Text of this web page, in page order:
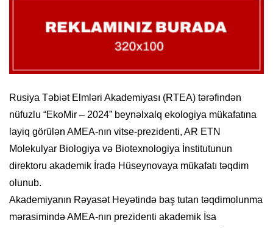
Rusiya Təbiət Elmləri Akademiyası (RTEA) tərəfindən
nüfuzlu “EkoMir – 2024” beynəlxalq ekologiya mükafatına
layiq görülən AMEA-nın vitse-prezidenti, AR ETN
Molekulyar Biologiya və Biotexnologiya İnstitutunun
direktoru akademik İradə Hüseynovaya mükafatı təqdim
olunub.
Akademiyanın Rəyasət Heyətində baş tutan təqdimolunma
mərasimində AMEA-nın prezidenti akademik İsa